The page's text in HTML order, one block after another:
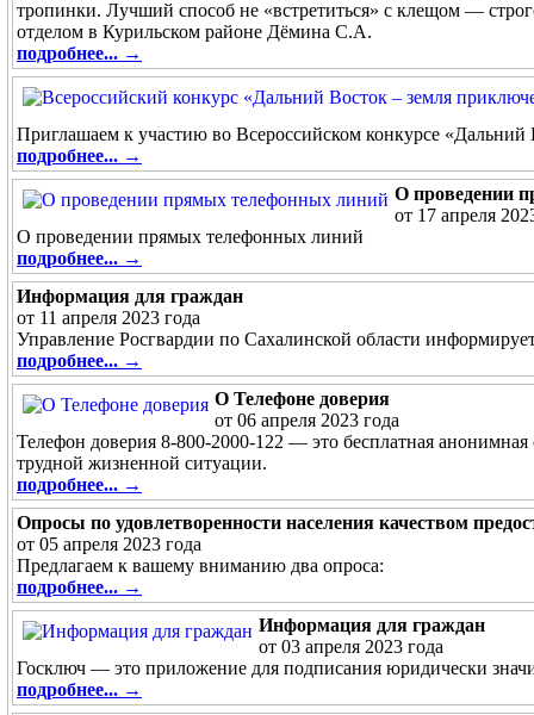
тропинки. Лучший способ не «встретиться» с клещом —
отделом в Курильском районе Дёмина С.А.
подробнее... →
Приглашаем к участию во Всероссийском конкурсе
подробнее... →
О проведении
от 17 апреля
О проведении прямых телефонных линий
подробнее... →
Информация для граждан
от 11 апреля 2023 года
Управление Росгвардии по Сахалинской области
подробнее... →
О Телефоне доверия
от 06 апреля 2023 года
Телефон доверия 8-800-2000-122 — это бесплатная
трудной жизненной ситуации.
подробнее... →
Опросы по удовлетворенности населения качеством
от 05 апреля 2023 года
Предлагаем к вашему вниманию два опроса:
подробнее... →
Информация для граждан
от 03 апреля 2023 года
Госключ — это приложение для подписания юридически
подробнее... →